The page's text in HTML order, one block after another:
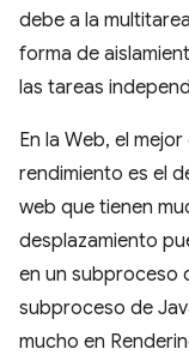
debe a la
forma de
las tareas
En la Web, el
rendimiento es el
web que tienen
desplazamiento
en un subproceso
subproceso de
mucho en